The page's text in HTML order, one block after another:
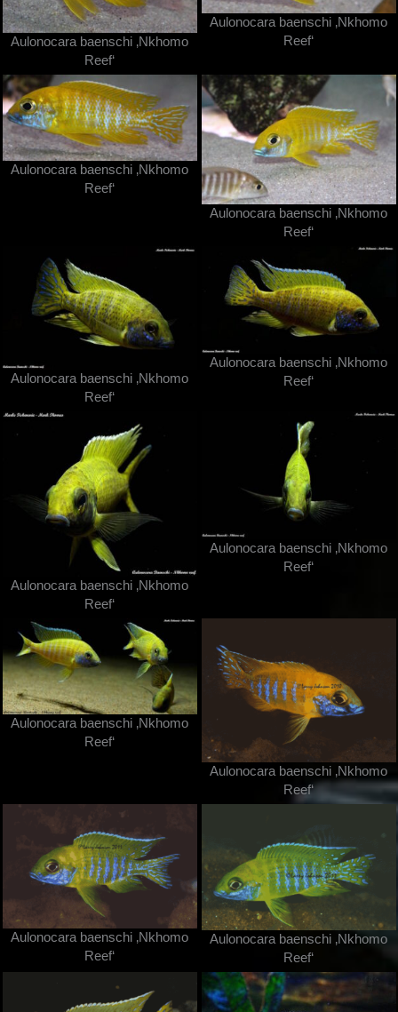
Aulonocara baenschi ‚Nkhomo
Reef‘
Aulonocara baenschi ‚Nkhomo
Reef‘
Aulonocara baenschi ‚Nkhomo
Reef‘
Aulonocara baenschi ‚Nkhomo
Reef‘
Aulonocara baenschi ‚Nkhomo
Reef‘
Aulonocara baenschi ‚Nkhomo
Reef‘
Aulonocara baenschi ‚Nkhomo
Reef‘
Aulonocara baenschi ‚Nkhomo
Reef‘
Aulonocara baenschi ‚Nkhomo
Reef‘
Aulonocara baenschi ‚Nkhomo
Reef‘
Aulonocara baenschi ‚Nkhomo
Reef‘
Aulonocara baenschi ‚Nkhomo
Reef‘